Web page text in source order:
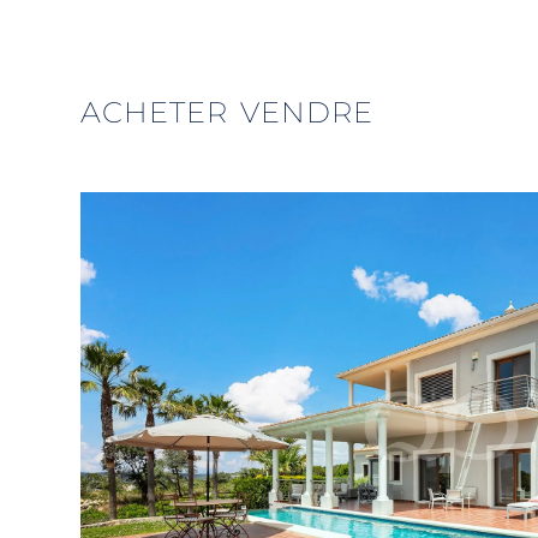
ACHETER VENDRE